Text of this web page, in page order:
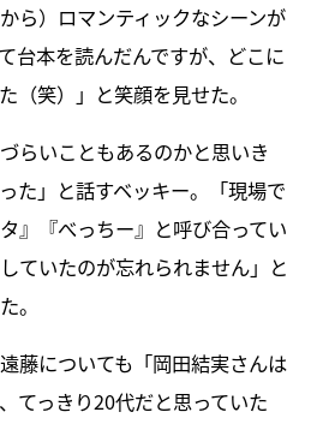
ら）ロマンティックなシーンが
台本を読んだんですが、どこに
（笑）」と笑顔を見せた。
らいこともあるのかと思いき
た」と話すベッキー。「現場で
』『べっちー』と呼び合ってい
ていたのが忘れられません」と
。
藤についても「岡田結実さんは
てっきり20代だと思っていた